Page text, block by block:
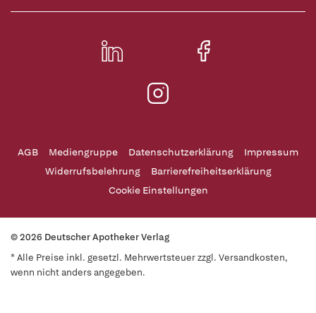
AGB Mediengruppe Datenschutzerklärung
Impressum
Widerrufsbelehrung
Barrierefreiheitserklärung
Cookie Einstellungen
© 2026 Deutscher Apotheker Verlag
* Alle Preise inkl. gesetzl. Mehrwertsteuer zzgl. Versandkosten,
wenn nicht anders angegeben.